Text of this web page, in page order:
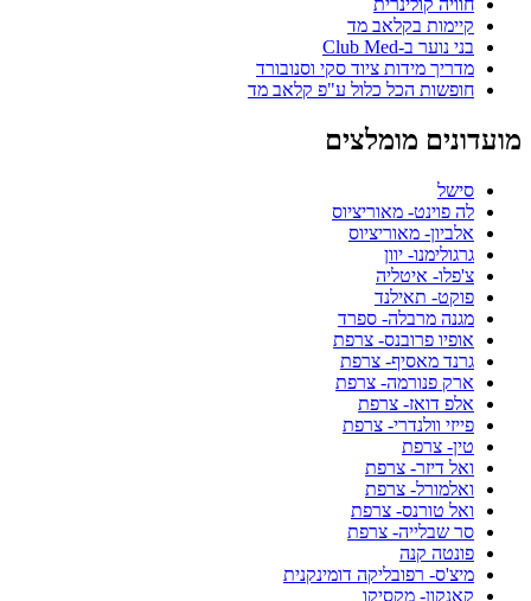
קיימות בקלאב מד
בני נוער ב-Club Med
מדריך מידות ציוד סקי וסנובורד
חופשות הכל כלול ע"פ קלאב מד
מועדונים מומלצים
סישל
לה פוינט- מאוריציוס
אלביון- מאוריציוס
גרגולימנו- יוון
צ'פלו- איטליה
פוקט- תאילנד
מגנה מרבלה- ספרד
אופיו פרובנס- צרפת
גרנד מאסיף- צרפת
ארק פנורמה- צרפת
אלפ דואז- צרפת
פייזי וולנדרי- צרפת
טין- צרפת
ואל דיזר- צרפת
ואלמורל- צרפת
ואל טורנס- צרפת
סר שבלייה- צרפת
פונטה קנה
מיצ'ס- רפובליקה דומינקנית
קאנקון- מקסיקו